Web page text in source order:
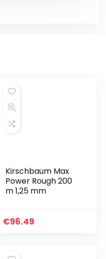
Kirschbaum Max
Power Rough 200
m 1,25 mm
€96.49